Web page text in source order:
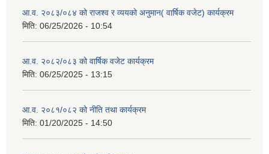
आ.व. २०८३/०८४ को राजश्व र व्ययको अनुमान( वार्षिक वजेट) कार्यक्रम
मिति: 06/25/2026 - 10:54
आ.व. २०८२/०८३ को वार्षिक वजेट कार्यक्रम
मिति: 06/25/2025 - 13:15
आ.व. २०८१/०८२ को नीति तथा कार्यक्रम
मिति: 01/20/2025 - 14:50